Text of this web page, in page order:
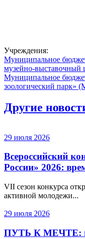
Учреждения:
Муниципальное
музейно-
Муниципальное
зоологический парк»
Другие
29 июля 2026
Всероссийский
России» 2026:
VII сезон конкурса
активной молодежи...
29 июля 2026
ПУТЬ К МЕЧТЕ: